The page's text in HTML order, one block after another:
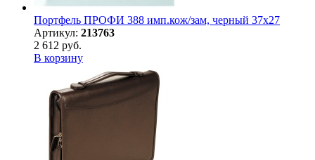
Портфель ПРОФИ 388 имп.кож/зам, черный 37х27
Артикул: 213763
2 612 руб.
В корзину